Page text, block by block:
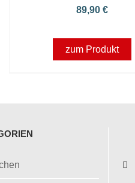
89,90€
zum Produkt